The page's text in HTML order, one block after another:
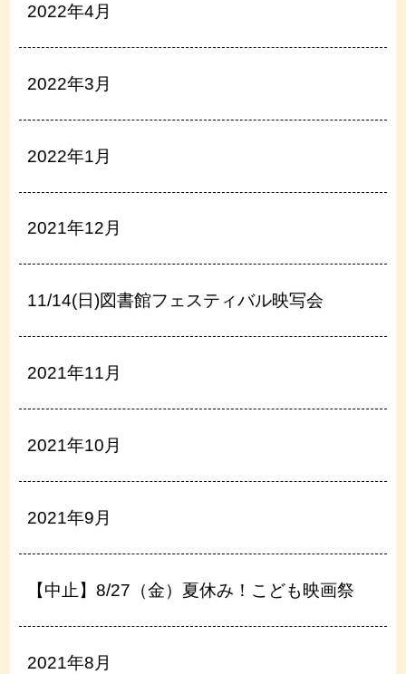
2022年4月
2022年3月
2022年1月
2021年12月
11/14(日)図書館フェスティバル映写会
2021年11月
2021年10月
2021年9月
【中止】8/27（金）夏休み！こども映画祭
2021年8月